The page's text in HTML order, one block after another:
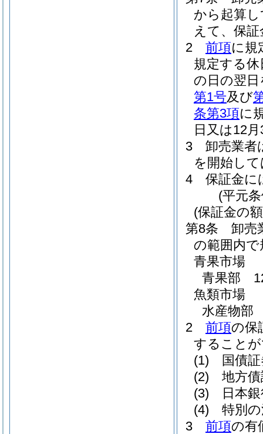
から起算
えて、保
2
前項に規
規定する
の日の翌
第1号及び
条第3項に
日又は12
3
卸売業者
を開始し
4
保証金に
(平元
(保証金の
第8条
卸売
の範囲内
青果市場
青果部
魚類市場
水産物部
2
前項の保
すること
(1)
国債
(2)
地方
(3)
日本
(4)
特別
3
前項の有